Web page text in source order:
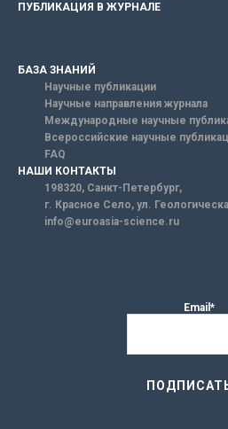
ПУБЛИКАЦИЯ В ЖУРНАЛЕ
БАЗА ЗНАНИЙ
Научные публикации
Научные направления журнала
Международные научные
Всероссийские научные
FAQ
НАШИ КОНТАКТЫ
198320, Санкт-Петербург,
г. Красное Село, ул.
info@euroasia-science.ru
Email*